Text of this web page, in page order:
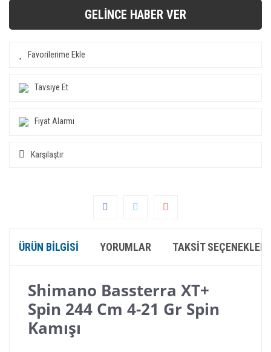
GELİNCE HABER VER
Tavsiye Et
Fiyat Alarmı
Karşılaştır
ÜRÜN BILGISI YORUMLAR TAKSIT SEÇENEKLERI
Shimano Bassterra XT+
Spin 244 Cm 4-21 Gr Spin
Kamışı